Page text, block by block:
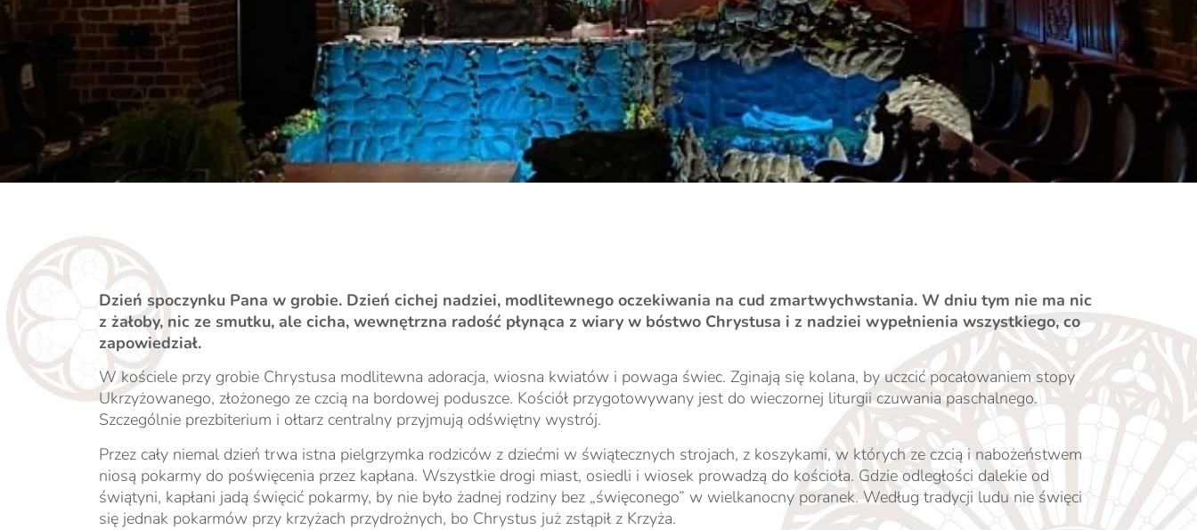
Dzień spoczynku Pana w grobie. Dzień cichej nadziei, modlitewnego oczekiwania na cud zmartwychwstania. W dniu tym nie ma nic
z żałoby, nic ze smutku, ale cicha, wewnętrzna radość płynąca z wiary w bóstwo Chrystusa i z nadziei wypełnienia wszystkiego, co
zapowiedział.
W kościele przy grobie Chrystusa modlitewna adoracja, wiosna kwiatów i powaga świec. Zginają się kolana, by uczcić pocałowaniem stopy
Ukrzyżowanego, złożonego ze czcią na bordowej poduszce. Kościół przygotowywany jest do wieczornej liturgii czuwania paschalnego.
Szczególnie prezbiterium i ołtarz centralny przyjmują odświętny wystrój.
Przez cały niemal dzień trwa istna pielgrzymka rodziców z dziećmi w świątecznych strojach, z koszykami, w których ze czcią i nabożeństwem
niosą pokarmy do poświęcenia przez kapłana. Wszystkie drogi miast, osiedli i wiosek prowadzą do kościoła. Gdzie odległości dalekie od
świątyni, kapłani jadą święcić pokarmy, by nie było żadnej rodziny bez „święconego” w wielkanocny poranek. Według tradycji ludu nie święci
się jednak pokarmów przy krzyżach przydrożnych, bo Chrystus już zstąpił z Krzyża.